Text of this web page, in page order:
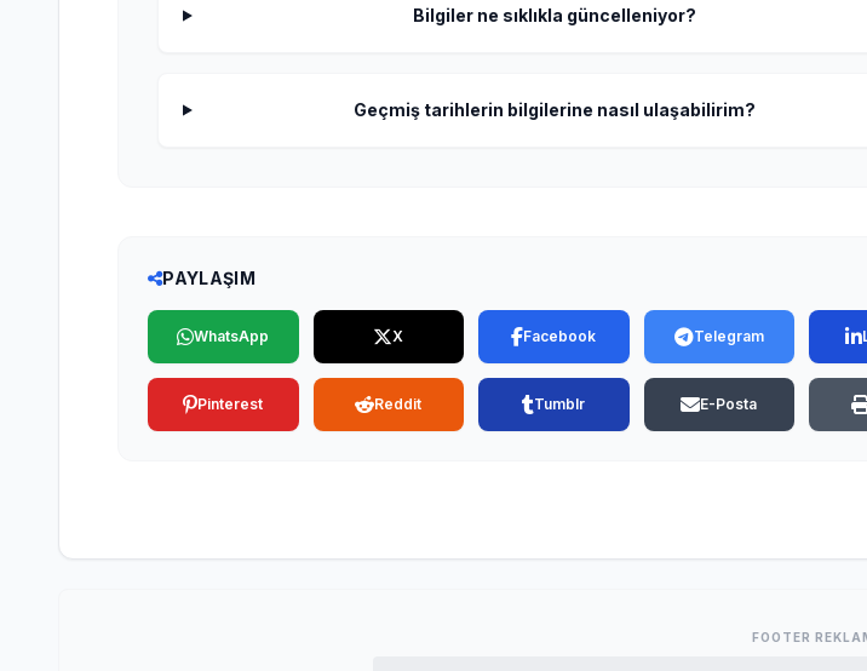
Bilgiler ne sıklıkla güncelleniyor?
Geçmiş tarihlerin bilgilerine nasıl ulaşabilirim?
PAYLAŞIM
WhatsApp X Facebook Telegram
Pinterest Reddit Tumblr E-Posta
FOOTER